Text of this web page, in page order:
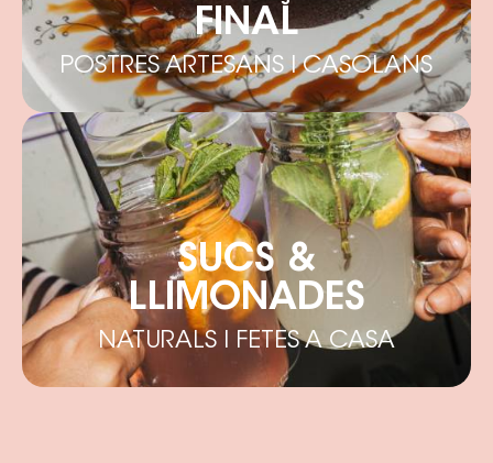
FINAL
POSTRES ARTESANS I CASOLANS
SUCS &
LLIMONADES
NATURALS I FETES A CASA